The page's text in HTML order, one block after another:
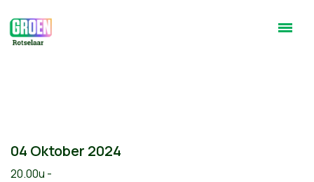
04 Oktober 2024
20.00u -